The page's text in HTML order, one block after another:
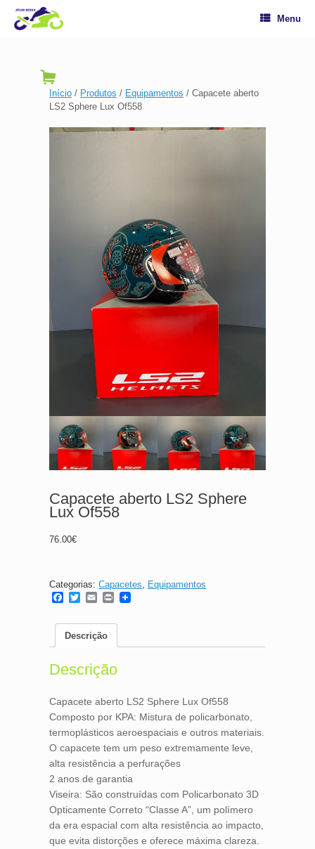
Menu
Início / Produtos / Equipamentos / Capacete aberto
LS2 Sphere Lux Of558
Capacete aberto LS2 Sphere
Lux Of558
76.00€
Categorias: Capacetes, Equipamentos
F
e
b
o
k
t
r
E
i
l
P
Descrição
Descrição
Capacete aberto LS2 Sphere Lux Of558
Composto por KPA: Mistura de policarbonato,
termoplásticos aeroespaciais e outros materiais.
O capacete tem um peso extremamente leve,
alta resistência a perfurações
2 anos de garantia
Viseira: São construídas com Policarbonato 3D
Opticamente Correto “Classe A”, um polímero
da era espacial com alta resistência ao impacto,
que evita distorções e oferece máxima clareza.